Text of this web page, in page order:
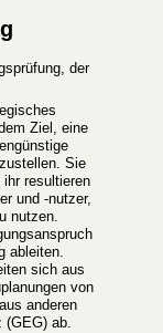
der
Ziel, eine
Sie
ihr resultieren
und -nutzer,
nutzen.
ableiten.
sich aus
von
anderen
(GEG) ab.